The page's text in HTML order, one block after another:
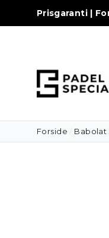
Prisgaranti |
Forside Babolat